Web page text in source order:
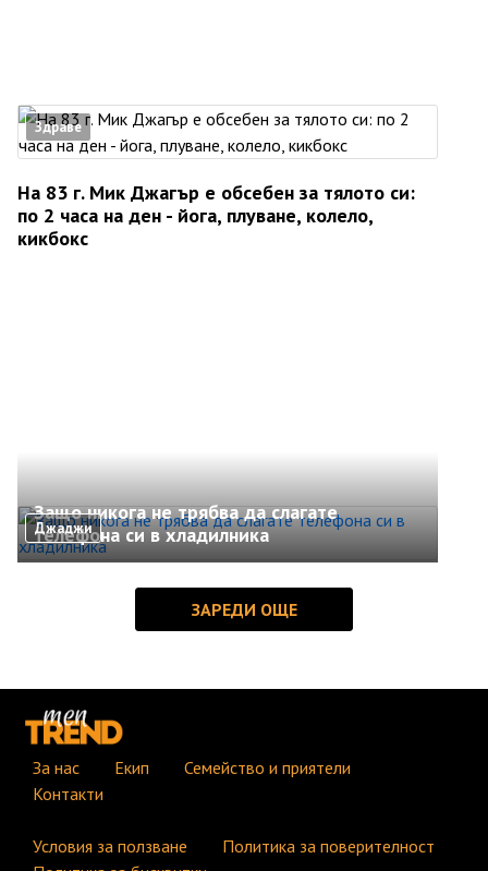
Здраве
На 83 г. Мик Джагър е обсебен за тялото си:
по 2 часа на ден - йога, плуване, колело,
кикбокс
Джаджи
Защо никога не трябва да слагате
телефона си в хладилника
За нас Екип
Семейство и приятели
Контакти
Условия за ползване
Политика за поверителност